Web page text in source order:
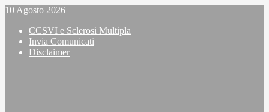
Vai
contenuto
10 Agosto 2026
CCSVI e Sclerosi Multipla
Invia Comunicati
Disclaimer